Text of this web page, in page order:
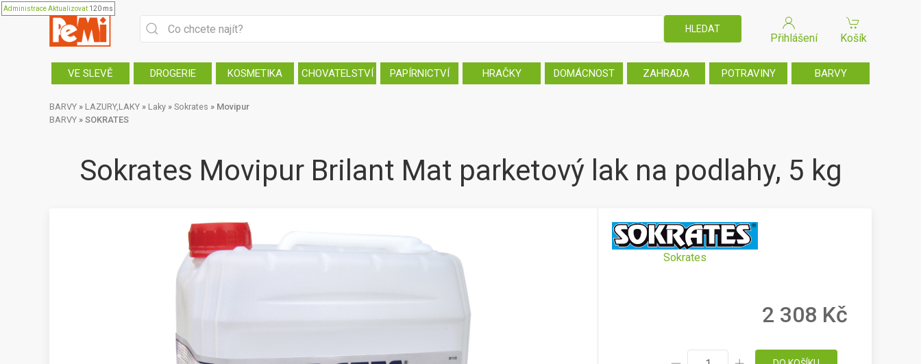
AdministraceAktualizovat 120 ms
Přihlášení Košík
VE SLEVĚ DROGERIE KOSMETIKA CHOVATELSTVÍ PAPÍRNICTVÍ HRAČKY DOMÁCNOST ZAHRADA POTRAVINY BARVY
BARVY » LAZURY,LAKY » Laky » Sokrates » Movipur
BARVY » SOKRATES
Sokrates Movipur Brilant Mat parketový lak na podlahy, 5 kg
Sokrates
2 308 Kč